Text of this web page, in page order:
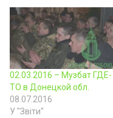
02.03.2016 – Музбат ГДЕ-
ТО в Донецкой обл.
08.07.2016
У "Звіти"